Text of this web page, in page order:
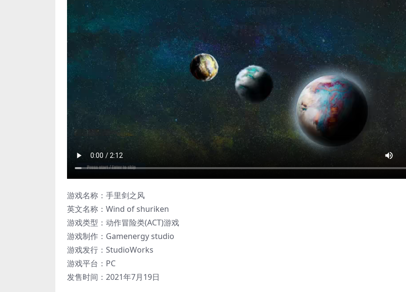
游戏名称：手里剑之风
英文名称：Wind of shuriken
游戏类型：动作冒险类(ACT)游戏
游戏制作：Gamenergy studio
游戏发行：StudioWorks
游戏平台：PC
发售时间：2021年7月19日